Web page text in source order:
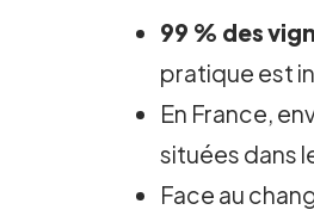
99 % des
pratique est
En France,
situées dans
Face au